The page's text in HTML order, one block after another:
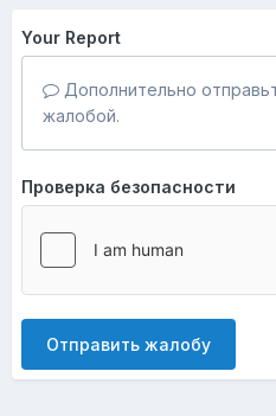
Your Report
Дополнительно
жалобой.
Проверка безопасности
Отправить жалобу